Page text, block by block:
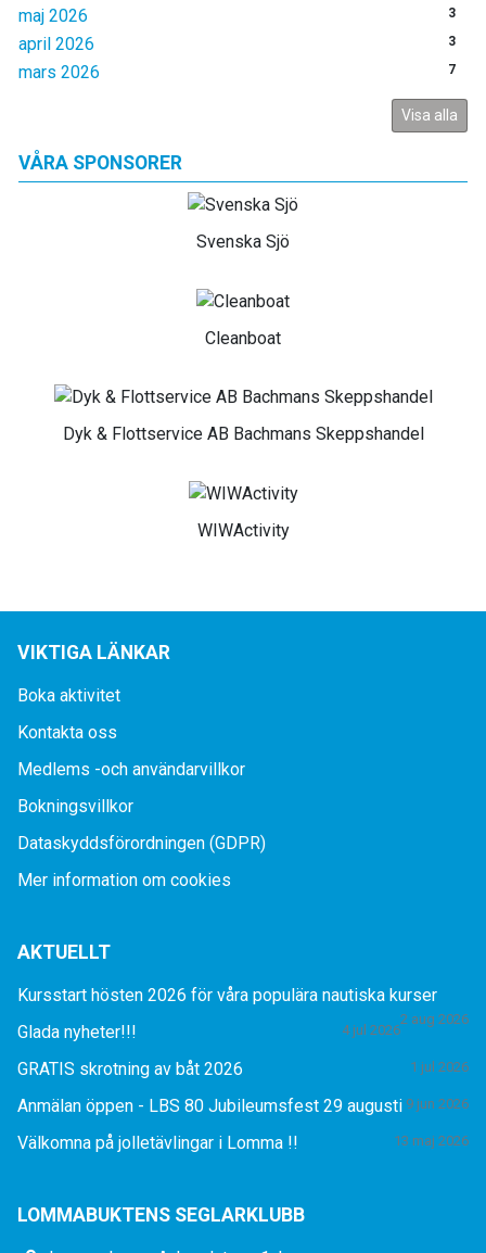
maj 2026 3
april 2026 3
mars 2026 7
Visa alla
VÅRA SPONSORER
Svenska Sjö
Cleanboat
Dyk & Flottservice AB Bachmans Skeppshandel
WIWActivity
VIKTIGA LÄNKAR
Boka aktivitet
Kontakta oss
Medlems -och användarvillkor
Bokningsvillkor
Dataskyddsförordningen (GDPR)
Mer information om cookies
AKTUELLT
Kursstart hösten 2026 för våra populära nautiska kurser
2 aug 2026
Glada nyheter!!! 4 jul 2026
GRATIS skrotning av båt 2026 1 jul 2026
Anmälan öppen - LBS 80 Jubileumsfest 29 augusti 9 jun 2026
Välkomna på jolletävlingar i Lomma !! 13 maj 2026
LOMMABUKTENS SEGLARKLUBB